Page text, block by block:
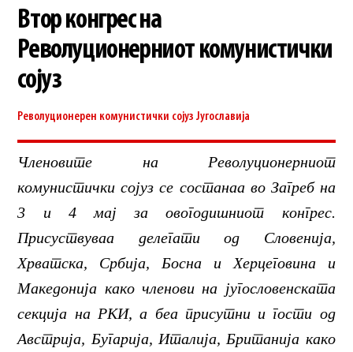
Втор конгрес на
Револуционерниот комунистички
сојуз
Револуционерен комунистички сојуз Југославија
Членовите на Револуционерниот
комунистички сојуз се состанаа во Загреб на
3 и 4 мај за овогодишниот конгрес.
Присуствуваа делегати од Словенија,
Хрватска, Србија, Босна и Херцеговина и
Македонија како членови на југословенската
секција на РКИ, а беа присутни и гости од
Австрија, Бугарија, Италија, Британија како